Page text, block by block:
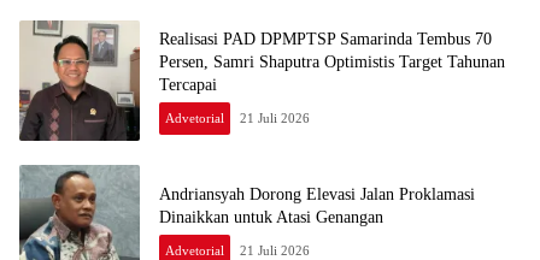
Realisasi PAD DPMPTSP Samarinda Tembus 70
Persen, Samri Shaputra Optimistis Target Tahunan
Tercapai
Advetorial 21 Juli 2026
Andriansyah Dorong Elevasi Jalan Proklamasi
Dinaikkan untuk Atasi Genangan
Advetorial 21 Juli 2026